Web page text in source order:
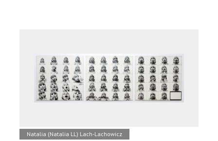
Natalia (Natalia LL) Lach-Lachowicz